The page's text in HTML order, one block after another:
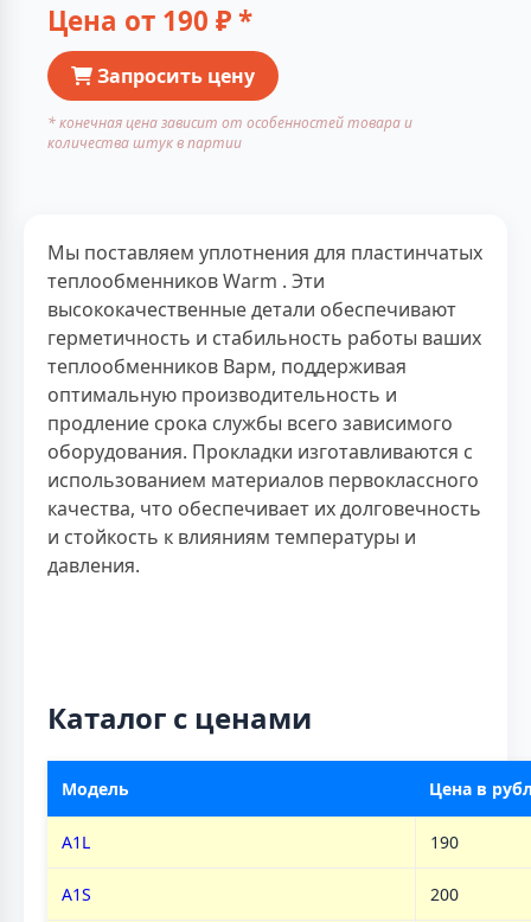
Цена от 190 ₽ *
Запросить цену
* конечная цена зависит от особенностей товара и
количества штук в партии
Мы поставляем уплотнения для пластинчатых
теплообменников Warm . Эти
высококачественные детали обеспечивают
герметичность и стабильность работы ваших
теплообменников Варм, поддерживая
оптимальную производительность и
продление срока службы всего зависимого
оборудования. Прокладки изготавливаются с
использованием материалов первоклассного
качества, что обеспечивает их долговечность
и стойкость к влияниям температуры и
давления.
Каталог с ценами
Модель Цена в
A1L 190
A1S 200